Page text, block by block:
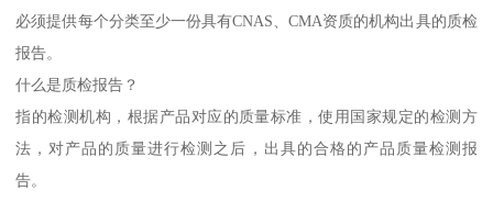
必须提供每个分类至少一份具有CNAS、CMA资质的机构出具的质检
报告。
什么是质检报告？
指的检测机构，根据产品对应的质量标准，使用国家规定的检测方
法，对产品的质量进行检测之后，出具的合格的产品质量检测报
告。